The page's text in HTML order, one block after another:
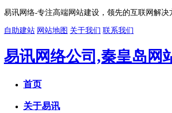
易讯网络-专注高端网站建设，领先的互联网解决
自助建站 网站地图 关于我们 联系我们
易讯网络公司,秦皇岛网
首页
关于易讯